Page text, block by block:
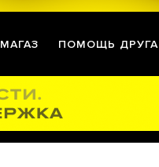
МАГАЗ ПОМОЩЬ ДРУГА